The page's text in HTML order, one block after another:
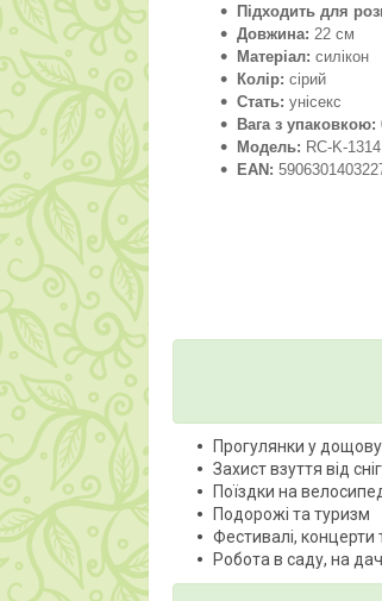
Підходить для
Довжина: 22 см
Матеріал: силікон
Колір: сірий
Стать: унісекс
Вага з упаковкою:
Модель: RC-K-1314
EAN:
Прогулянки у
Захист взуття від
Поїздки на
Подорожі та туризм
Фестивалі, концерти
Робота в саду, на